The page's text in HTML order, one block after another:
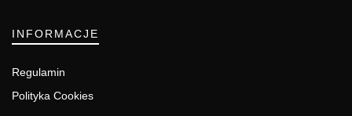
INFORMACJE
Regulamin
Polityka Cookies